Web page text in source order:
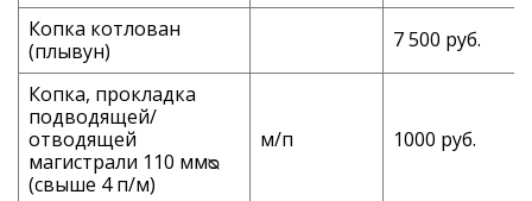
Копка котлован
(плывун)
7 500 руб.
Копка, прокладка
подводящей/
отводящей
магистрали 110 ммᴓ
(свыше 4 п/м)
м/п 1000 руб.